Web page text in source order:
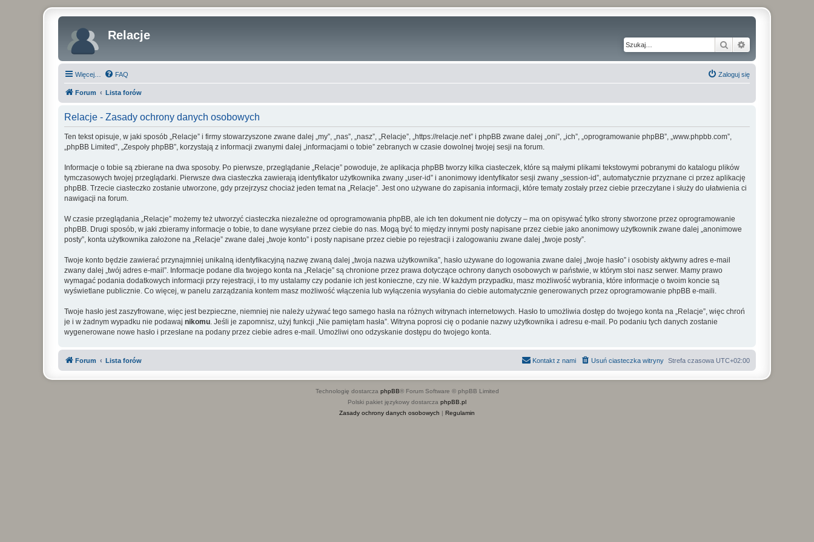
Relacje
Szukaj
Więcej… FAQ Zaloguj się
Forum Lista forów
Relacje - Zasady ochrony danych osobowych
Ten tekst opisuje, w jaki sposób „Relacje” i firmy stowarzyszone zwane dalej „my”, „nas”, „nasz”, „Relacje”, „https://relacje.net” i phpBB zwane dalej „oni”, „ich”, „oprogramowanie phpBB”, „www.phpbb.com”,
„phpBB Limited”, „Zespoły phpBB”, korzystają z informacji zwanymi dalej „informacjami o tobie” zebranych w czasie dowolnej twojej sesji na forum.
Informacje o tobie są zbierane na dwa sposoby. Po pierwsze, przeglądanie „Relacje” powoduje, że aplikacja phpBB tworzy kilka ciasteczek, które są małymi plikami tekstowymi pobranymi do katalogu plików
tymczasowych twojej przeglądarki. Pierwsze dwa ciasteczka zawierają identyfikator użytkownika zwany „user-id” i anonimowy identyfikator sesji zwany „session-id”, automatycznie przyznane ci przez aplikację
phpBB. Trzecie ciasteczko zostanie utworzone, gdy przejrzysz chociaż jeden temat na „Relacje”. Jest ono używane do zapisania informacji, które tematy zostały przez ciebie przeczytane i służy do ułatwienia ci
nawigacji na forum.
W czasie przeglądania „Relacje” możemy też utworzyć ciasteczka niezależne od oprogramowania phpBB, ale ich ten dokument nie dotyczy – ma on opisywać tylko strony stworzone przez oprogramowanie
phpBB. Drugi sposób, w jaki zbieramy informacje o tobie, to dane wysyłane przez ciebie do nas. Mogą być to między innymi posty napisane przez ciebie jako anonimowy użytkownik zwane dalej „anonimowe
posty”, konta użytkownika założone na „Relacje” zwane dalej „twoje konto” i posty napisane przez ciebie po rejestracji i zalogowaniu zwane dalej „twoje posty”.
Twoje konto będzie zawierać przynajmniej unikalną identyfikacyjną nazwę zwaną dalej „twoja nazwa użytkownika”, hasło używane do logowania zwane dalej „twoje hasło” i osobisty aktywny adres e-mail
zwany dalej „twój adres e-mail”. Informacje podane dla twojego konta na „Relacje” są chronione przez prawa dotyczące ochrony danych osobowych w państwie, w którym stoi nasz serwer. Mamy prawo
wymagać podania dodatkowych informacji przy rejestracji, i to my ustalamy czy podanie ich jest konieczne, czy nie. W każdym przypadku, masz możliwość wybrania, które informacje o twoim koncie są
wyświetlane publicznie. Co więcej, w panelu zarządzania kontem masz możliwość włączenia lub wyłączenia wysyłania do ciebie automatycznie generowanych przez oprogramowanie phpBB e-maili.
Twoje hasło jest zaszyfrowane, więc jest bezpieczne, niemniej nie należy używać tego samego hasła na różnych witrynach internetowych. Hasło to umożliwia dostęp do twojego konta na „Relacje”, więc chroń
je i w żadnym wypadku nie podawaj nikomu. Jeśli je zapomnisz, użyj funkcji „Nie pamiętam hasła”. Witryna poprosi cię o podanie nazwy użytkownika i adresu e-mail. Po podaniu tych danych zostanie
wygenerowane nowe hasło i przesłane na podany przez ciebie adres e-mail. Umożliwi ono odzyskanie dostępu do twojego konta.
Forum Lista forów Strefa czasowa UTC+02:00
Usuń ciasteczka witryny
Kontakt z nami
Technologię dostarcza phpBB® Forum Software © phpBB Limited
Polski pakiet językowy dostarcza phpBB.pl
Zasady ochrony danych osobowych | Regulamin